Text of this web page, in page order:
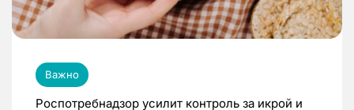
Важно
Роспотребнадзор усилит контроль за икрой и